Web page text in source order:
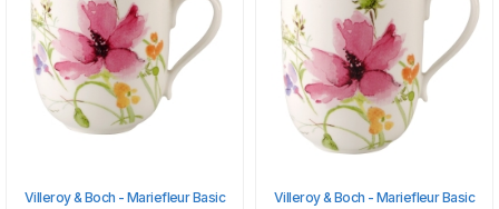
Villeroy & Boch - Mariefleur Basic Villeroy & Boch - Mariefleur Basic